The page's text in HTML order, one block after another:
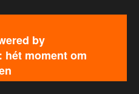
by
hét moment om